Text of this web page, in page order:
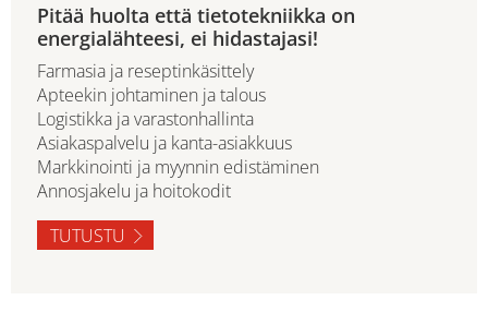
Pitää huolta että tietotekniikka on
energialähteesi, ei hidastajasi!
Farmasia ja reseptinkäsittely
Apteekin johtaminen ja talous
Logistikka ja varastonhallinta
Asiakaspalvelu ja kanta-asiakkuus
Markkinointi ja myynnin edistäminen
Annosjakelu ja hoitokodit
TUTUSTU